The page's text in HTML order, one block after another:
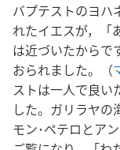
バプテストのヨハ
れたイエスが，「
は近づいたからで
おられました。（
ストは一人で良い
した。ガリラヤの
モン･ペテロとア